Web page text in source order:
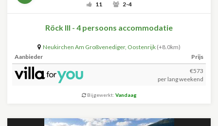
11 2-4
Röck III - 4 persoons accommodatie
Neukirchen Am Großvenediger, Oostenrijk (+8.0km)
Aanbieder
Prijs
€573
per lang weekend
Bijgewerkt: Vandaag